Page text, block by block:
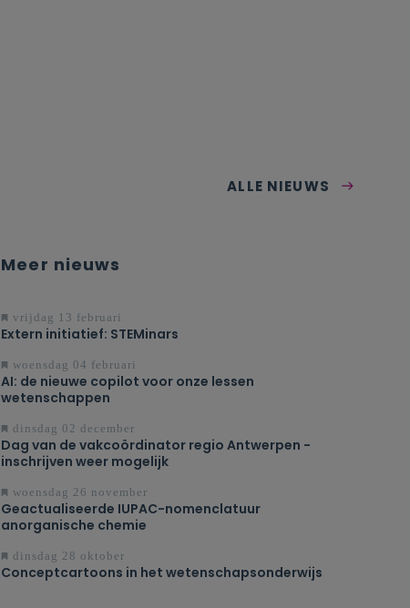
ALLE NIEUWS
Meer nieuws
vrijdag 13 februari
Extern initiatief: STEMinars
woensdag 04 februari
AI: de nieuwe copilot voor onze lessen
wetenschappen
dinsdag 02 december
Dag van de vakcoördinator regio Antwerpen -
inschrijven weer mogelijk
woensdag 26 november
Geactualiseerde IUPAC-nomenclatuur
anorganische chemie
dinsdag 28 oktober
Conceptcartoons in het wetenschapsonderwijs